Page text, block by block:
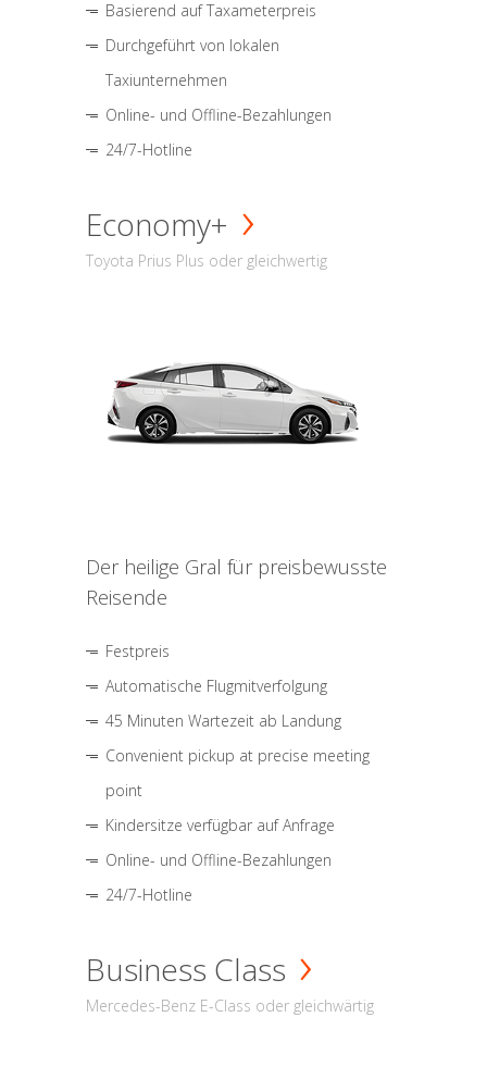
Basierend auf Taxameterpreis
Durchgeführt von lokalen
Taxiunternehmen
Online- und Offline-Bezahlungen
24/7-Hotline
Economy+
Toyota Prius Plus oder gleichwertig
Der heilige Gral für preisbewusste
Reisende
Festpreis
Automatische Flugmitverfolgung
45 Minuten Wartezeit ab Landung
Convenient pickup at precise meeting
point
Kindersitze verfügbar auf Anfrage
Online- und Offline-Bezahlungen
24/7-Hotline
Business Class
Mercedes-Benz E-Class oder gleichwärtig